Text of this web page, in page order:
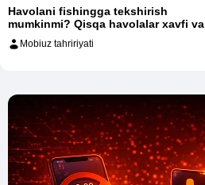
Havolani fishingga tekshirish
mumkinmi? Qisqa havolalar xavfi va
QR
Mobiuz tahririyati